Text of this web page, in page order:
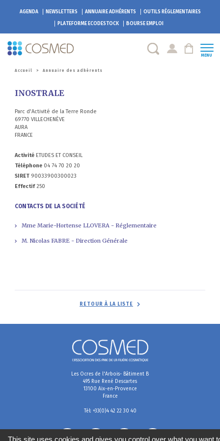
AGENDA NEWSLETTERS ANNUAIRE ADHÉRENTS
OUTILS RÉGLEMENTAIRES
PLATEFORMEECODESTOCK BOURSE EMPLOI
MENU
Accueil > Annuaire des adhérents
INOSTRALE
Parc d'Activité de la Terre Ronde
69770 VILLECHENÈVE
AURA
FRANCE
Activité ETUDES ET CONSEIL
Téléphone 04 74 70 20 20
SIRET 90033900300023
Effectif250
CONTACTS DE LA SOCIÉTÉ
Mme Marie-Hortense LLOVERA - Réglementaire
M. Nicolas FABRE - Direction Générale
RETOUR À LA LISTE
Les Ocres de l'Arbois- Bâtiment B
495 Rue René Descartes
13100 Aix-en-Provence
France
Tél: +33(0)4 42 22 30 40
This site uses cookies and gives you control over what you want